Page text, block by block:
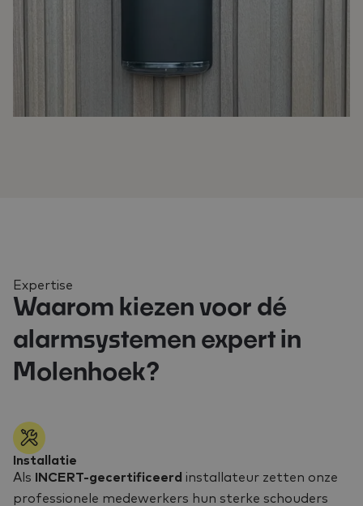
Expertise
Waarom kiezen voor dé
alarmsystemen expert in
Molenhoek?
Installatie
Als
INCERT-gecertificeerd installateur zetten onze
professionele medewerkers hun sterke schouders